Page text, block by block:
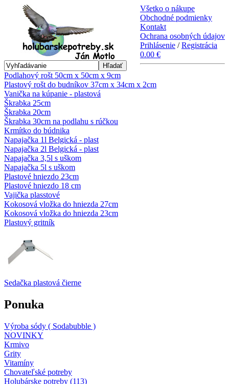
Všetko o nákupe
Obchodné podmienky
Kontakt
Ochrana osobných údajov
Prihlásenie /Registrácia
0.00 €
Hľadať
Podlahový rošt 50cm x 50cm x 9cm
Plastový rošt do budníkov 37cm x 34cm x 2cm
Vanička na kúpanie - plastová
Škrabka 25cm
Škrabka 20cm
Škrabka 30cm na podlahu s rúčkou
Krmítko do búdnika
Napajačka 1l Belgická - plast
Napajačka 2l Belgická - plast
Napajačka 3,5l s uškom
Napajačka 5l s uškom
Plastové hniezdo 23cm
Plastové hniezdo 18 cm
Vajička plasstové
Kokosová vložka do hniezda 27cm
Kokosová vložka do hniezda 23cm
Plastový gritník
Sedačka plastová čierne
Ponuka
Výroba sódy ( Sodabubble )
NOVINKY
Krmivo
Grity
Vitamíny
Chovateľské potreby
Holubárske potreby (113)